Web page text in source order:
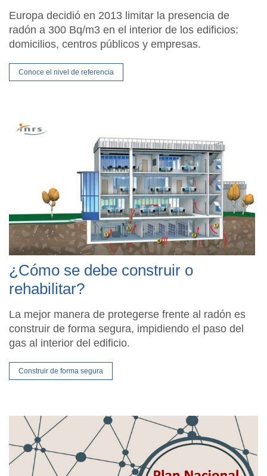
Europa decidió en 2013 limitar la presencia de
radón a 300 Bq/m3 en el interior de los edificios:
domicilios, centros públicos y empresas.
Conoce el nivel de referencia
¿Cómo se debe construir o
rehabilitar?
La mejor manera de protegerse frente al radón es
construir de forma segura, impidiendo el paso del
gas al interior del edificio.
Construir de forma segura